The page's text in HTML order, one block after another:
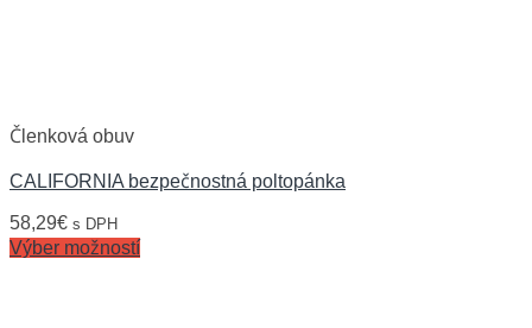
Členková obuv
CALIFORNIA bezpečnostná poltopánka
58,29€ s DPH
Výber možností